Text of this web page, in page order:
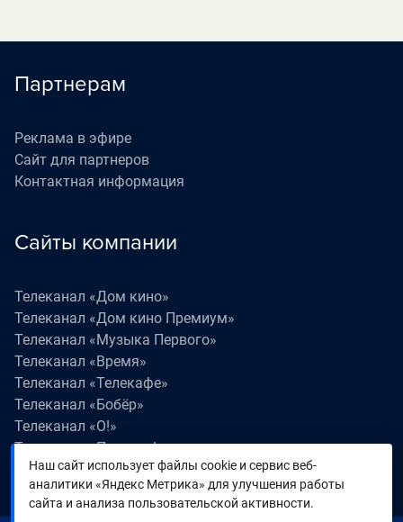
Партнерам
Реклама в эфире
Сайт для партнеров
Контактная информация
Сайты компании
Телеканал «Дом кино»
Телеканал «Дом кино Премиум»
Телеканал «Музыка Первого»
Телеканал «Время»
Телеканал «Телекафе»
Телеканал «Бобёр»
Телеканал «О!»
Телеканал «Поехали!»
Телеканал «Победа»
Телеканал «Лапки LIVE»
Наш сайт использует файлы cookie и сервис веб-
аналитики «Яндекс Метрика» для улучшения работы
сайта и анализа пользовательской активности.